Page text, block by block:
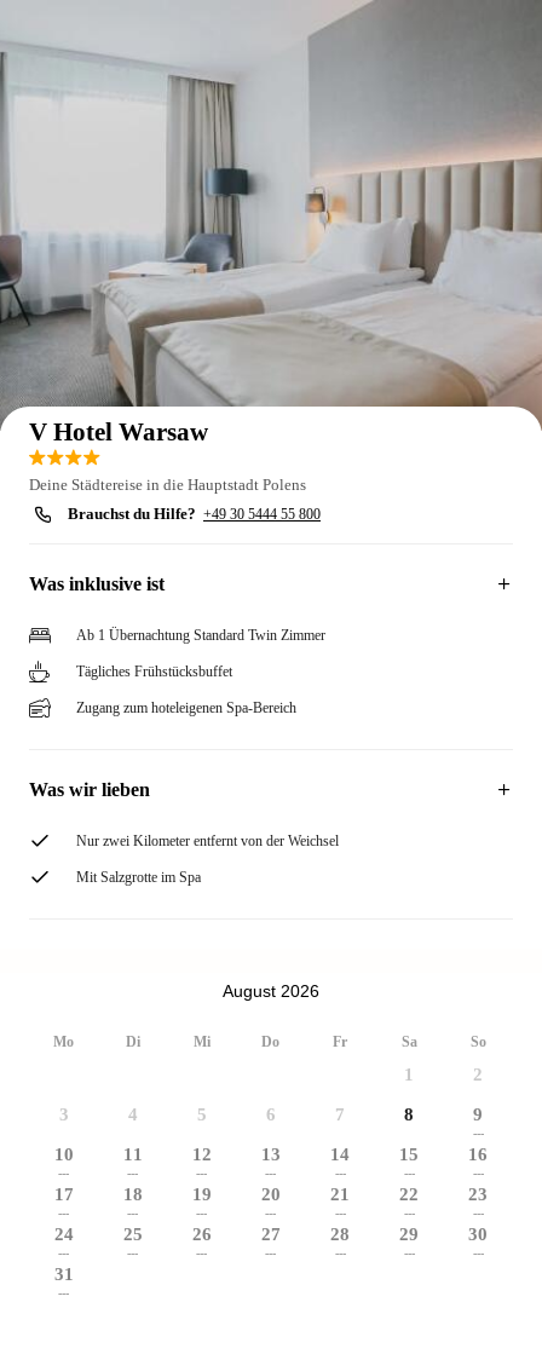
Auf der Karte anzeigen
V Hotel Warsaw
Deine Städtereise in die Hauptstadt Polens
Brauchst du Hilfe? +49 30 5444 55 800
Was inklusive ist
Ab 1 Übernachtung Standard Twin Zimmer
Tägliches Frühstücksbuffet
Zugang zum hoteleigenen Spa-Bereich
Was wir lieben
Nur zwei Kilometer entfernt von der Weichsel
Mit Salzgrotte im Spa
August 2026
Mo Di Mi Do Fr Sa So
1 2
3 4 5 6 7 8 9
---
10
---
11
---
12
---
13
---
14
---
15
---
16
---
17
---
18
---
19
---
20
---
21
---
22
---
23
---
24
---
25
---
26
---
27
---
28
---
29
---
30
---
31
---